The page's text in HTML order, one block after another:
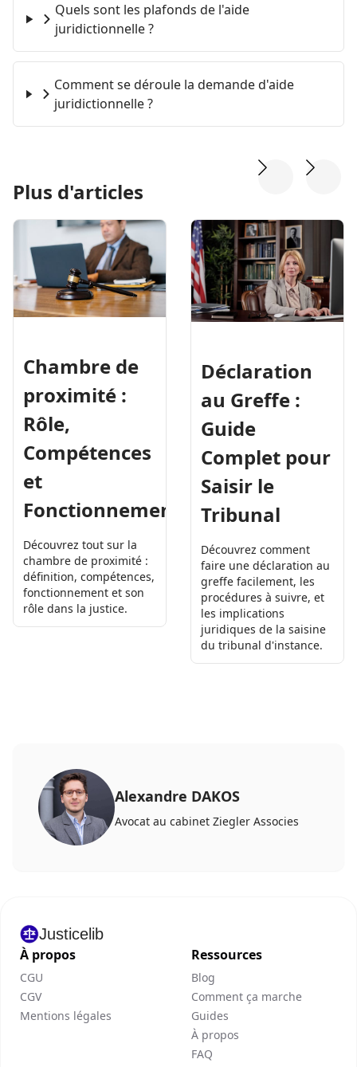
Quels sont les plafonds de l'aide
juridictionnelle ?
Comment se déroule la demande d'aide
juridictionnelle ?
Plus d'articles
Chambre de
proximité :
Rôle,
Compétences
et
Fonctionnement
Découvrez tout sur la
chambre de proximité :
définition, compétences,
fonctionnement et son
rôle dans la justice.
Déclaration
au Greffe :
Guide
Complet pour
Saisir le
Tribunal
Découvrez comment
faire une déclaration au
greffe facilement, les
procédures à suivre, et
les implications
juridiques de la saisine
du tribunal d'instance.
Alexandre DAKOS
Avocat au cabinet Ziegler Associes
Justicelib
À propos
CGU
CGV
Mentions légales
Ressources
Blog
Comment ça marche
Guides
À propos
FAQ